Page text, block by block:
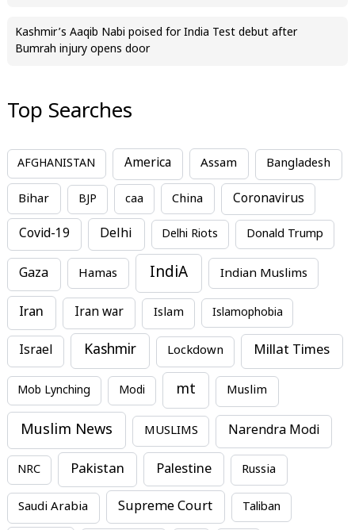
Kashmir’s Aaqib Nabi poised for India Test debut after
Bumrah injury opens door
Top Searches
AFGHANISTAN America Assam Bangladesh
Bihar BJP caa China Coronavirus
Covid-19 Delhi Delhi Riots Donald Trump
Gaza Hamas IndiA Indian Muslims
Iran Iran war Islam Islamophobia
Israel Kashmir Lockdown Millat Times
Mob Lynching Modi mt Muslim
Muslim News MUSLIMS Narendra Modi
NRC Pakistan Palestine Russia
Saudi Arabia Supreme Court Taliban